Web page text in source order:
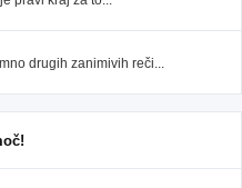
drugih zanimivih reči...